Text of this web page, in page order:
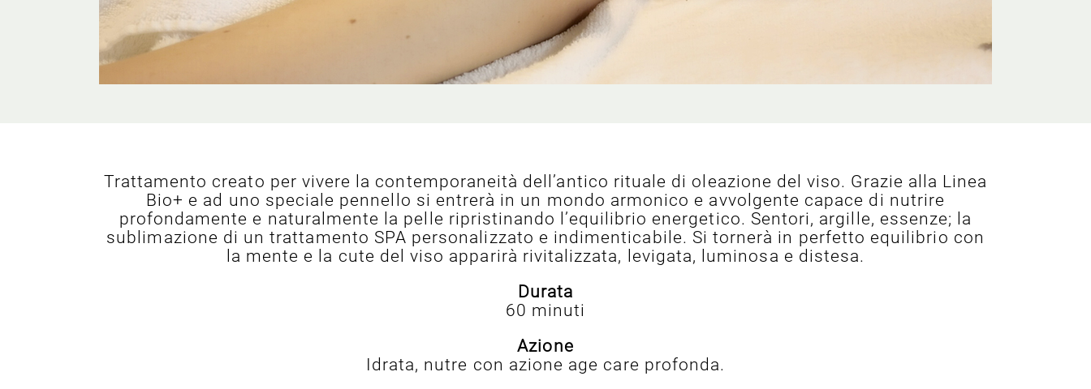
Trattamento creato per vivere la contemporaneità dell’antico rituale di oleazione del viso. Grazie alla Linea
Bio+ e ad uno speciale pennello si entrerà in un mondo armonico e avvolgente capace di nutrire
profondamente e naturalmente la pelle ripristinando l’equilibrio energetico. Sentori, argille, essenze; la
sublimazione di un trattamento SPA personalizzato e indimenticabile. Si tornerà in perfetto equilibrio con
la mente e la cute del viso apparirà rivitalizzata, levigata, luminosa e distesa.
Durata
60 minuti
Azione
Idrata, nutre con azione age care profonda.